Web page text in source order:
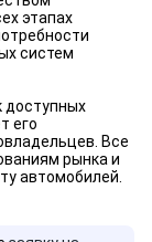
этапах
систем
доступных
его
Все
рынка и
автомобилей.